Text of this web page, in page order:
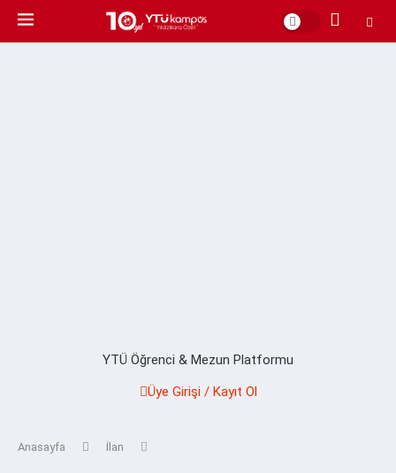
YTÜ Öğrenci & Mezun Platformu
Üye Girişi / Kayıt Ol
Anasayfa İlan